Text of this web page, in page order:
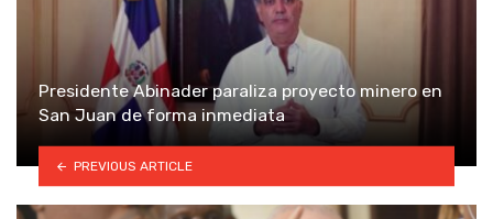
Presidente Abinader paraliza proyecto minero en
San Juan de forma inmediata
PREVIOUS ARTICLE